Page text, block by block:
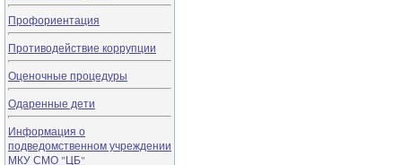
Профориентация
Противодействие коррупции
Оценочные процедуры
Одаренные дети
Информация о
подведомственном учреждении
МКУ СМО "ЦБ"